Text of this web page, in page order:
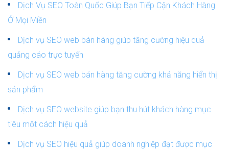
Dịch Vụ SEO Toàn Quốc Giúp Bạn Tiếp Cận Khách Hàng
Ở Mọi Miền
Dịch vụ SEO web bán hàng giúp tăng cường hiệu quả
quảng cáo trực tuyến
Dịch vụ SEO web bán hàng tăng cường khả năng hiển thị
sản phẩm
Dịch vụ SEO website giúp bạn thu hút khách hàng mục
tiêu một cách hiệu quả
Dịch vụ SEO hiệu quả giúp doanh nghiệp đạt được mục